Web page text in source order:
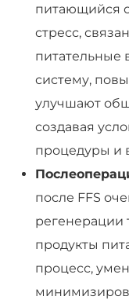
питающийся
стресс,
питательные
систему,
улучшают
создавая
процедуры и
после FFS
регенерации
продукты
процесс,